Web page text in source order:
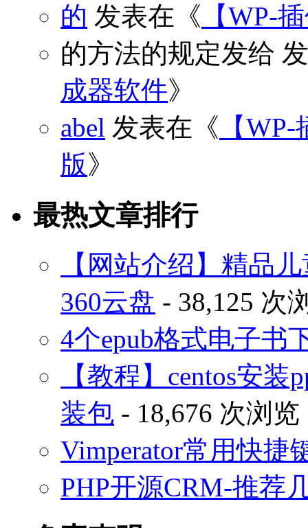
的 发表在《 【WP-
的方法的规定发给
成器软件》
abel 发表在《 【
版》
最热文章排行
【网站介绍】精品
360云盘 - 38,125 次
4个epub格式电子书
【教程】centos安
装包 - 18,676 次浏览
Vimperator常用快捷
PHP开源CRM-推荐